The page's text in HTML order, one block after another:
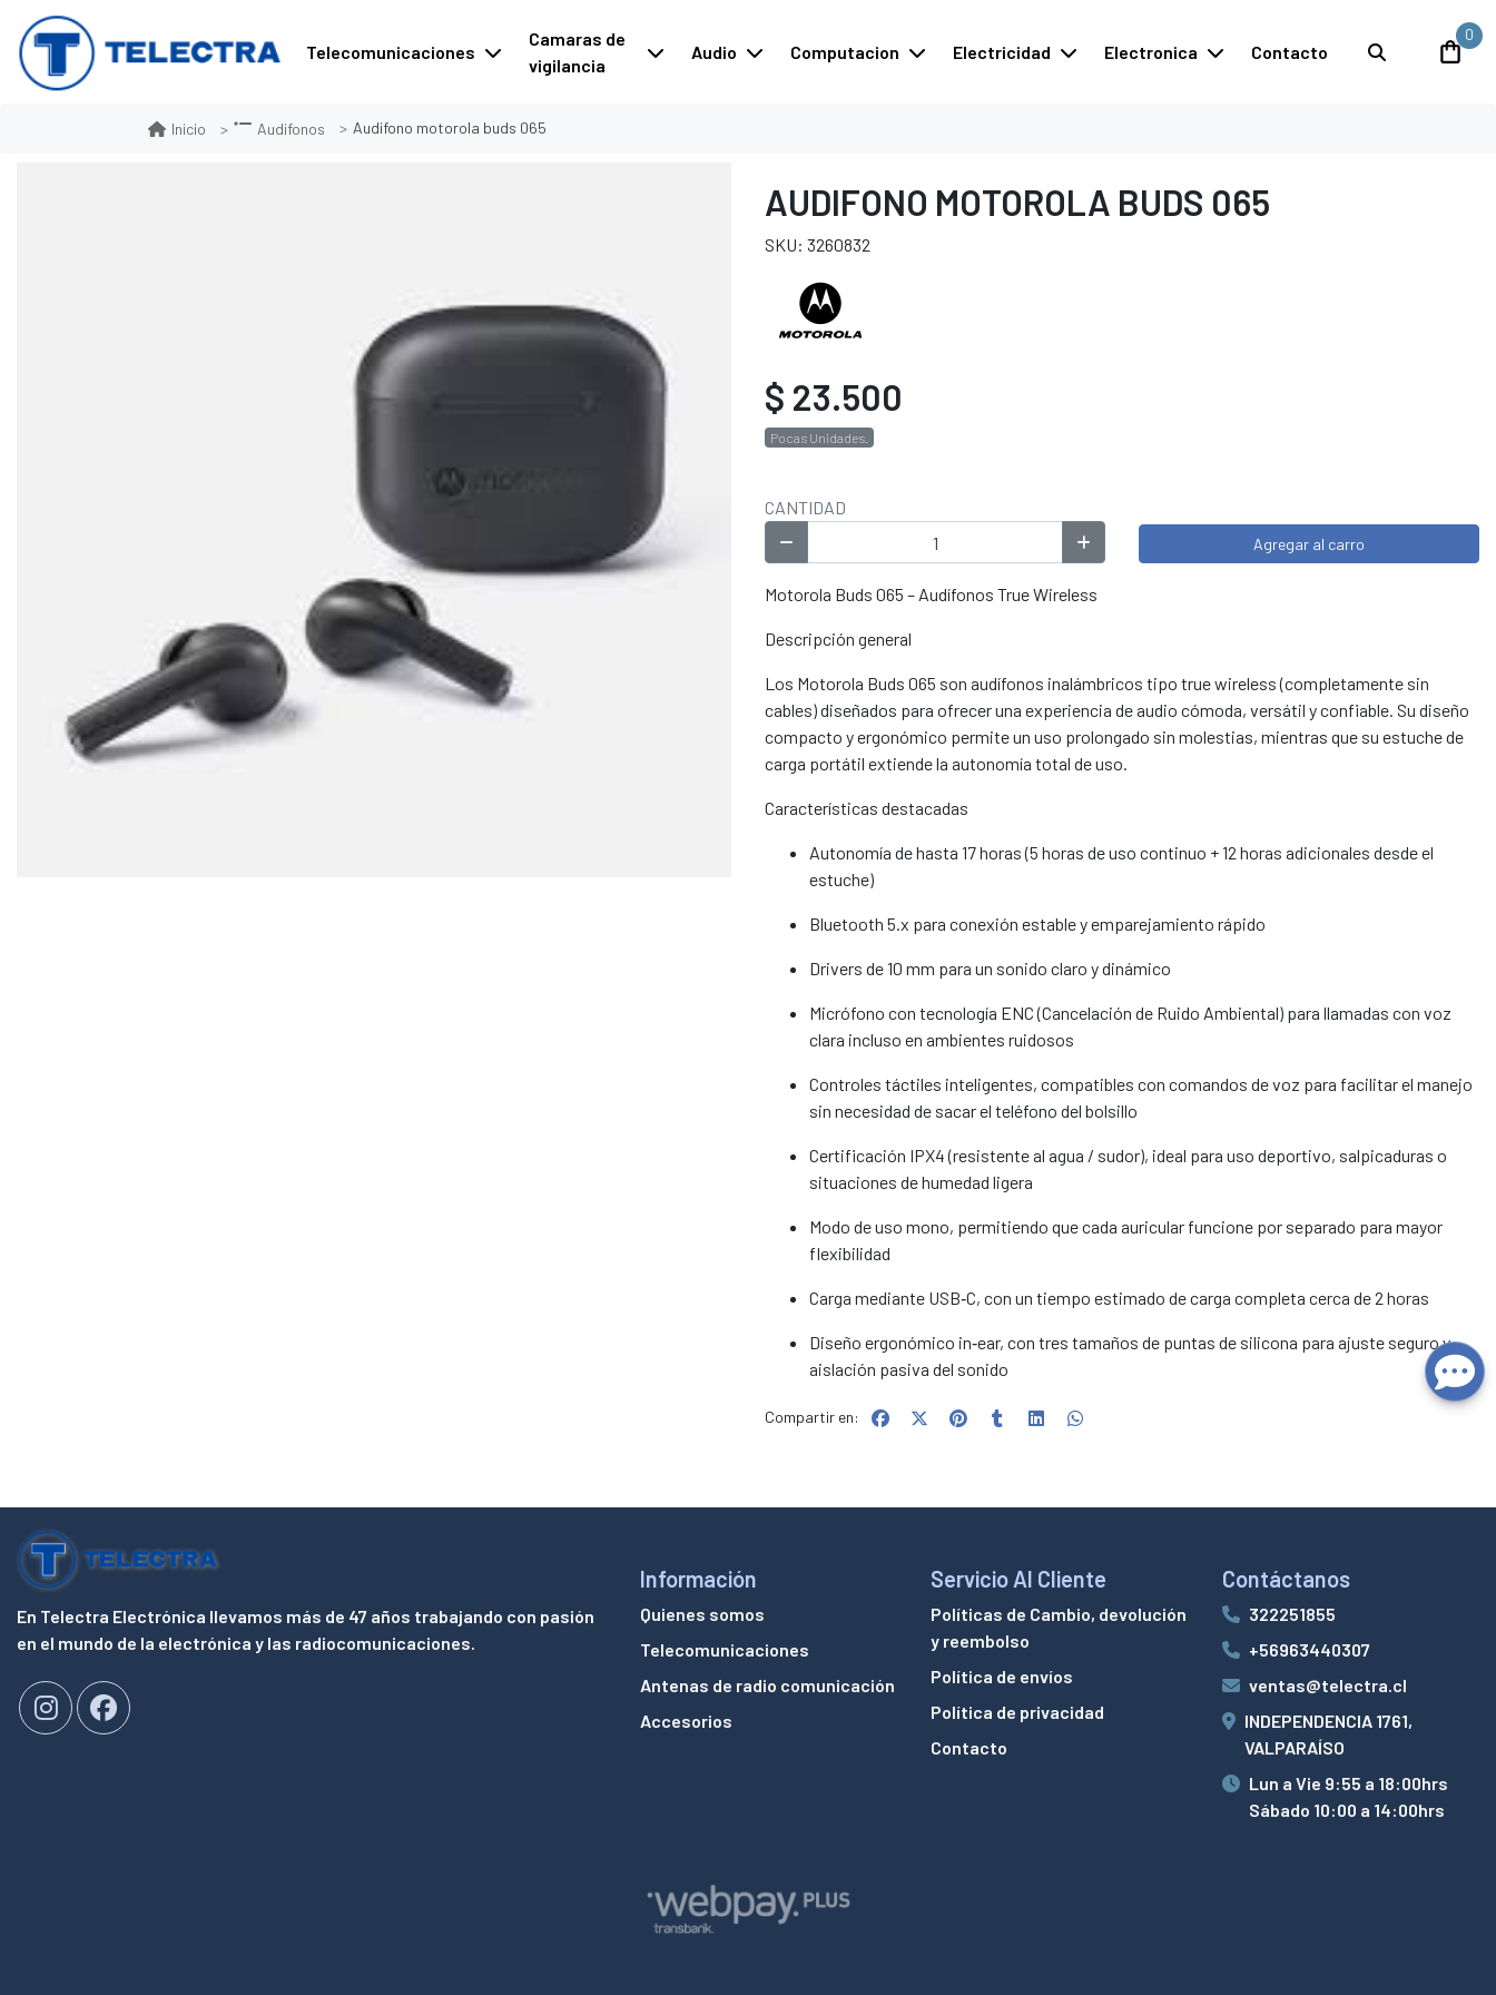
Telecomunicaciones
Camaras de
vigilancia
Audio Computacion Electricidad Electronica Contacto
0
Inicio Audifonos Audifono motorola buds 065
AUDIFONO MOTOROLA BUDS 065
SKU: 3260832
$ 23.500
Pocas Unidades.
CANTIDAD
Agregar al carro
Motorola Buds 065 – Audífonos True Wireless
Descripción general
Los Motorola Buds 065 son audífonos inalámbricos tipo true wireless (completamente sin
cables) diseñados para ofrecer una experiencia de audio cómoda, versátil y confiable. Su diseño
compacto y ergonómico permite un uso prolongado sin molestias, mientras que su estuche de
carga portátil extiende la autonomía total de uso.
Características destacadas
Autonomía de hasta 17 horas (5 horas de uso continuo + 12 horas adicionales desde el
estuche)
Bluetooth 5.x para conexión estable y emparejamiento rápido
Drivers de 10 mm para un sonido claro y dinámico
Micrófono con tecnología ENC (Cancelación de Ruido Ambiental) para llamadas con voz
clara incluso en ambientes ruidosos
Controles táctiles inteligentes, compatibles con comandos de voz para facilitar el manejo
sin necesidad de sacar el teléfono del bolsillo
Certificación IPX4 (resistente al agua / sudor), ideal para uso deportivo, salpicaduras o
situaciones de humedad ligera
Modo de uso mono, permitiendo que cada auricular funcione por separado para mayor
flexibilidad
Carga mediante USB‑C, con un tiempo estimado de carga completa cerca de 2 horas
Diseño ergonómico in‑ear, con tres tamaños de puntas de silicona para ajuste seguro y
aislación pasiva del sonido
Compartir en:
En Telectra Electrónica llevamos más de 47 años trabajando con pasión
en el mundo de la electrónica y las radiocomunicaciones.
Información
Quienes somos
Telecomunicaciones
Antenas de radio comunicación
Accesorios
Servicio Al Cliente
Políticas de Cambio, devolución
y reembolso
Política de envíos
Política de privacidad
Contacto
Contáctanos
322251855
+56963440307
ventas@telectra.cl
INDEPENDENCIA 1761,
VALPARAÍSO
Lun a Vie 9:55 a 18:00hrs
Sábado 10:00 a 14:00hrs